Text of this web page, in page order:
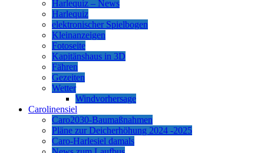
Harlequiz – News
Harlequiz
elektronischer Spielbogen
Kleinanzeigen
Fotoseite
Kapitänshaus in 3D
Fähren
Gezeiten
Wetter
Windvorhersage
Carolinensiel
Caro2030-Baumaßnahmen
Pläne zur Deicherhöhung 2024 -2025
Caro-Harlesiel damals